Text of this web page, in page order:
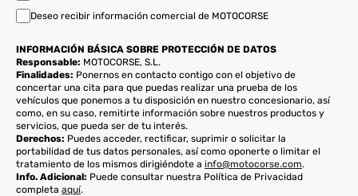
Deseo recibir información comercial de MOTOCORSE
INFORMACIÓN BÁSICA SOBRE PROTECCIÓN DE DATOS
Responsable: MOTOCORSE, S.L.
Finalidades: Ponernos en contacto contigo con el objetivo de
concertar una cita para que puedas realizar una prueba de los
vehículos que ponemos a tu disposición en nuestro concesionario, así
como, en su caso, remitirte información sobre nuestros productos y
servicios, que pueda ser de tu interés.
Derechos: Puedes acceder, rectificar, suprimir o solicitar la
portabilidad de tus datos personales, así como oponerte o limitar el
tratamiento de los mismos dirigiéndote a info@motocorse.com.
Info. Adicional: Puede consultar nuestra Política de Privacidad
completa aquí.